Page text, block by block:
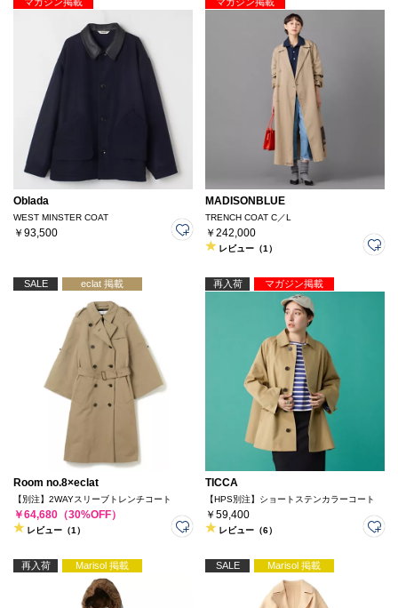
Oblada
WEST MINSTER COAT
￥93,500
MADISONBLUE
TRENCH COAT C／L
￥242,000
レビュー（1）
SALE eclat 掲載
Room no.8×eclat
【別注】2WAYスリーブトレンチコート
￥64,680（30%OFF）
レビュー（1）
再入荷 マガジン掲載
TICCA
【HPS別注】ショートステンカラーコート
￥59,400
レビュー（6）
再入荷 Marisol 掲載 SALE Marisol 掲載